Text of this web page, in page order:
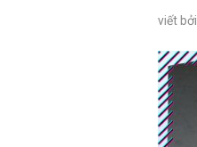
viết bởi